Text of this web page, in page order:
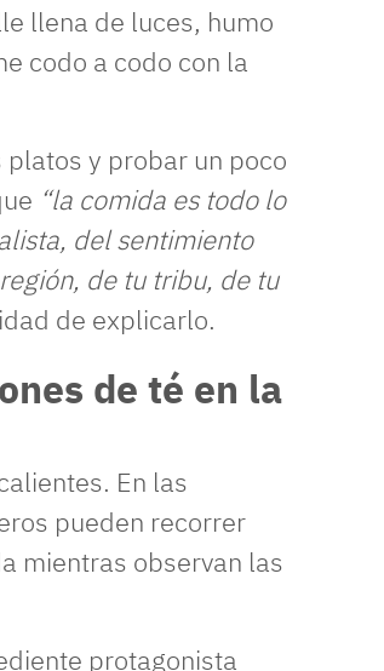
llena de luces, humo
codo a codo con la
y probar un poco
“la comida es todo lo
del sentimiento
de tu tribu, de tu
de explicarlo.
de té en la
En las
pueden recorrer
mientras observan las
protagonista